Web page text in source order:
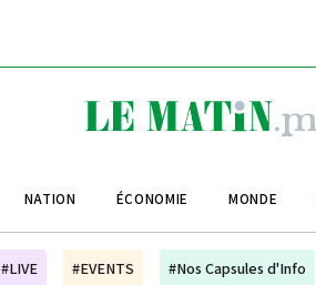
NATION ÉCONOMIE MONDE
#LIVE #EVENTS #Nos Capsules d'Info